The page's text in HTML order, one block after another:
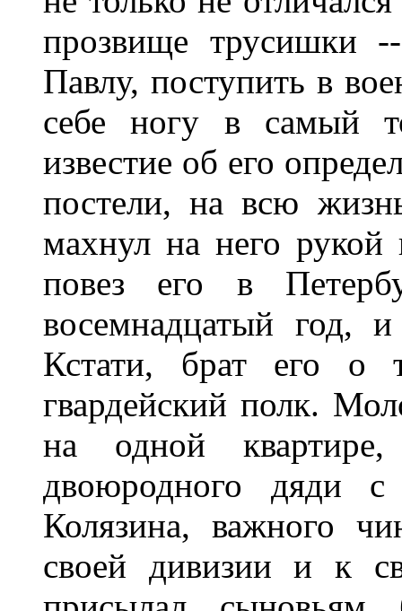
прозвище трусишки
Павлу, поступить в
себе ногу в самый
известие об его
постели, на всю
махнул на него
повез его в
восемнадцатый год,
Кстати, брат его
гвардейский полк.
на одной
двоюродного дяди
Колязина, важного
своей дивизии и к